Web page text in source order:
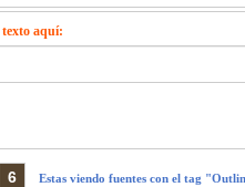
texto aquí:
6 Estas viendo fuentes con el tag